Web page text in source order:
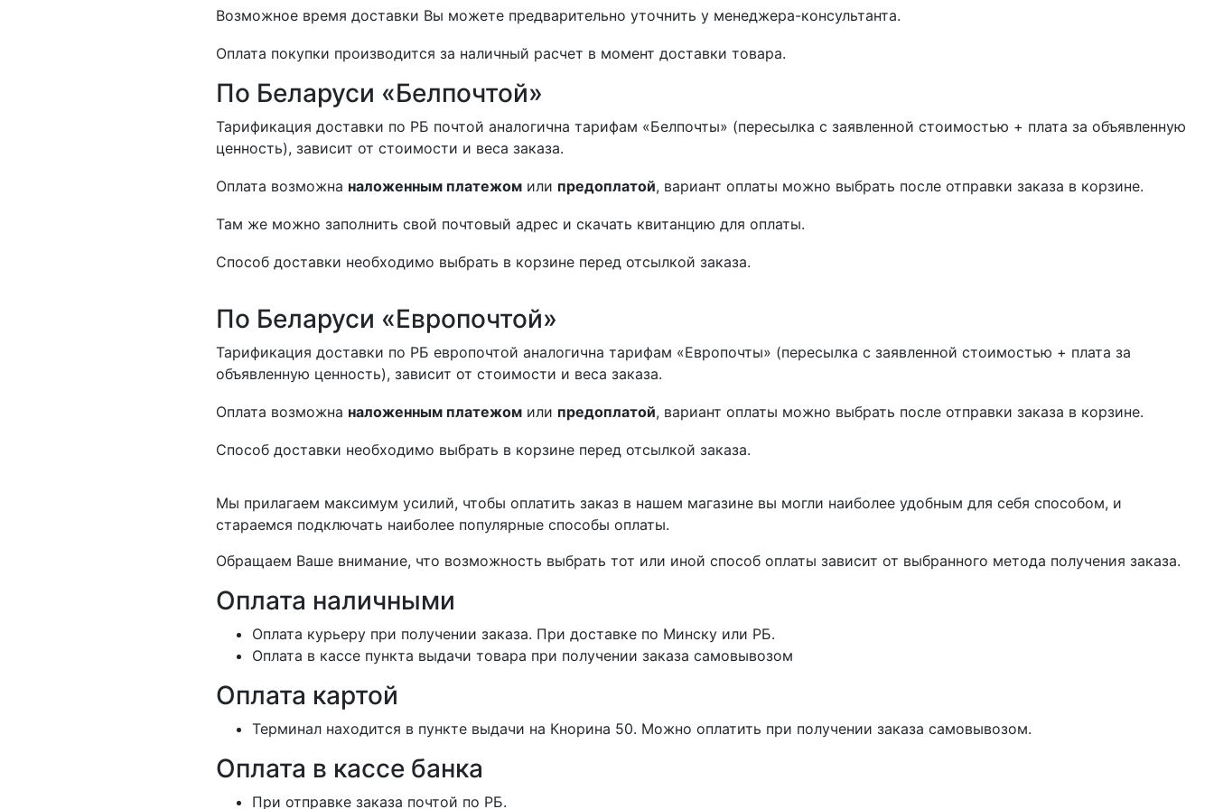
Возможное время доставки Вы можете предварительно уточнить у менеджера-консультанта.
Оплата покупки производится за наличный расчет в момент доставки товара.
По Беларуси «Белпочтой»
Тарификация доставки по РБ почтой аналогична тарифам «Белпочты» (пересылка с заявленной стоимостью + плата за объявленную
ценность), зависит от стоимости и веса заказа.
Оплата возможна наложенным платежом или предоплатой, вариант оплаты можно выбрать после отправки заказа в корзине.
Там же можно заполнить свой почтовый адрес и скачать квитанцию для оплаты.
Способ доставки необходимо выбрать в корзине перед отсылкой заказа.
По Беларуси «Европочтой»
Тарификация доставки по РБ европочтой аналогична тарифам «Европочты» (пересылка с заявленной стоимостью + плата за
объявленную ценность), зависит от стоимости и веса заказа.
Оплата возможна наложенным платежом или предоплатой, вариант оплаты можно выбрать после отправки заказа в корзине.
Способ доставки необходимо выбрать в корзине перед отсылкой заказа.
Мы прилагаем максимум усилий, чтобы оплатить заказ в нашем магазине вы могли наиболее удобным для себя способом, и
стараемся подключать наиболее популярные способы оплаты.
Обращаем Ваше внимание, что возможность выбрать тот или иной способ оплаты зависит от выбранного метода получения заказа.
Оплата наличными
Оплата курьеру при получении заказа. При доставке по Минску или РБ.
Оплата в кассе пункта выдачи товара при получении заказа самовывозом
Оплата картой
Терминал находится в пункте выдачи на Кнорина 50. Можно оплатить при получении заказа самовывозом.
Оплата в кассе банка
При отправке заказа почтой по РБ.